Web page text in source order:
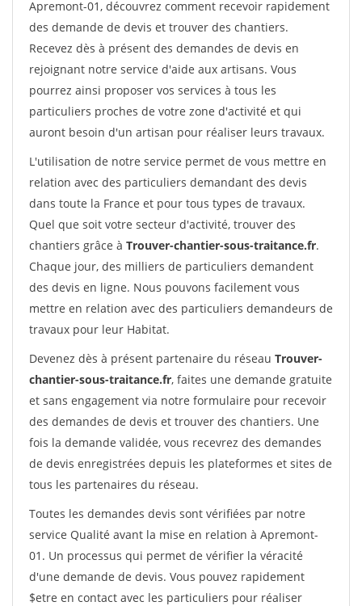
Apremont-01, découvrez comment recevoir rapidement
des demande de devis et trouver des chantiers.
Recevez dès à présent des demandes de devis en
rejoignant notre service d'aide aux artisans. Vous
pourrez ainsi proposer vos services à tous les
particuliers proches de votre zone d'activité et qui
auront besoin d'un artisan pour réaliser leurs travaux.
L'utilisation de notre service permet de vous mettre en
relation avec des particuliers demandant des devis
dans toute la France et pour tous types de travaux.
Quel que soit votre secteur d'activité, trouver des
chantiers grâce à Trouver-chantier-sous-traitance.fr.
Chaque jour, des milliers de particuliers demandent
des devis en ligne. Nous pouvons facilement vous
mettre en relation avec des particuliers demandeurs de
travaux pour leur Habitat.
Devenez dès à présent partenaire du réseau Trouver-
chantier-sous-traitance.fr, faites une demande gratuite
et sans engagement via notre formulaire pour recevoir
des demandes de devis et trouver des chantiers. Une
fois la demande validée, vous recevrez des demandes
de devis enregistrées depuis les plateformes et sites de
tous les partenaires du réseau.
Toutes les demandes devis sont vérifiées par notre
service Qualité avant la mise en relation à Apremont-
01. Un processus qui permet de vérifier la véracité
d'une demande de devis. Vous pouvez rapidement
$etre en contact avec les particuliers pour réaliser